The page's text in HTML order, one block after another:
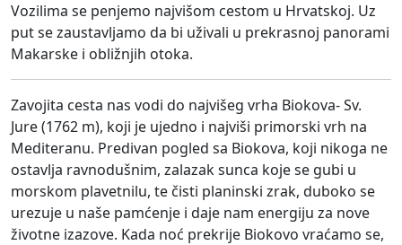
Vozilima se penjemo najvišom cestom u Hrvatskoj. Uz
put se zaustavljamo da bi uživali u prekrasnoj panorami
Makarske i obližnjih otoka.
Zavojita cesta nas vodi do najvišeg vrha Biokova- Sv.
Jure (1762 m), koji je ujedno i najviši primorski vrh na
Mediteranu. Predivan pogled sa Biokova, koji nikoga ne
ostavlja ravnodušnim, zalazak sunca koje se gubi u
morskom plavetnilu, te čisti planinski zrak, duboko se
urezuje u naše pamćenje i daje nam energiju za nove
životne izazove. Kada noć prekrije Biokovo vraćamo se,